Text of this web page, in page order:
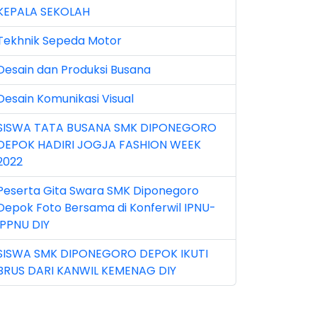
2025 (1)
2026 (5)
2023 (8)
2024 (1)
2026 (3)
2026 (16)
2022 (101)
2023 (5)
2025 (15)
2024 (2)
SEKOLAH
Sepeda Motor
dan Produksi Busana
Komunikasi Visual
TATA BUSANA SMK DIPONEGORO
HADIRI JOGJA FASHION WEEK
Gita Swara SMK Diponegoro
Foto Bersama di Konferwil IPNU-
DIY
SMK DIPONEGORO DEPOK IKUTI
DARI KANWIL KEMENAG DIY